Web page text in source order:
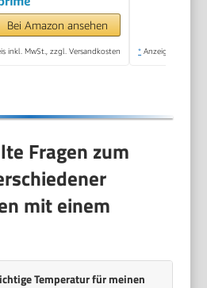
Aufsätze, 1200W,
Pink,
Bei Amazon ansehen
inkl. MwSt., zzgl. Versandkosten * Anzeige
Fragen zum
mit einem
Temperatur für meinen